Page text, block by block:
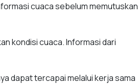
cuaca sebelum memutuskan
kondisi cuaca. Informasi dari
dapat tercapai melalui kerja sama